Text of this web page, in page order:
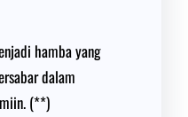
hamba yang
dalam
(**)